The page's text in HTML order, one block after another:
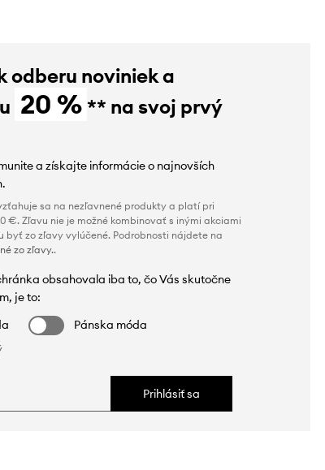
odberu noviniek a
20 % ** na svoj prvý
a získajte informácie o najnovších
sa na nezľavnené produkty a platí pri
€. Zľavu nie je možné kombinovať s inými akciami
byť zo zľavy vylúčené. Podrobnosti nájdete na
zo zľavy..
obsahovala iba to, čo Vás skutočne
je to:
Pánska móda
Prihlásiť sa